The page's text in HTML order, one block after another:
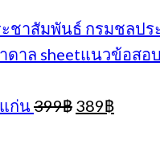
ชาสัมพันธ์ กรมชลปร
sheetแนวข้อสอ
ก่น399฿ Original
389฿Current